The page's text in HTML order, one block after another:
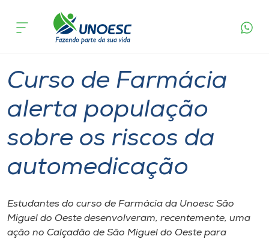
Cursos
Pesquisa
Atendimento ao Estudante
Portal de Ensino
A
Unoesc
acontece
Curso de Farmácia
alerta população
sobre os riscos da
automedicação
Estudantes do curso de Farmácia da Unoesc São
Miguel do Oeste desenvolveram, recentemente, uma
ação no Calçadão de São Miguel do Oeste para